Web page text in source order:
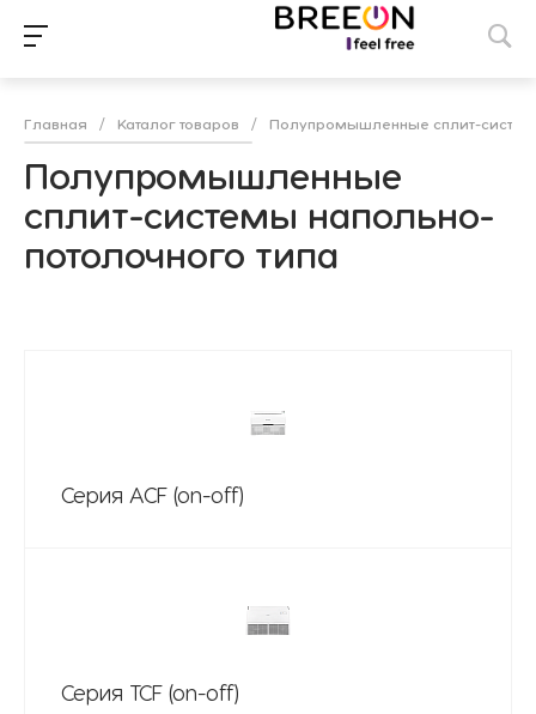
Главная / Каталог товаров / Полупромышленные сплит-
Полупромышленные
сплит-системы напольно-
потолочного типа
Серия ACF (on-off)
Серия TCF (on-off)